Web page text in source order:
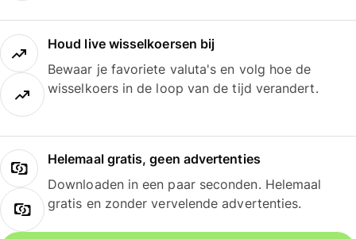
Houd live wisselkoersen bij
Bewaar je favoriete valuta's en volg hoe de
wisselkoers in de loop van de tijd verandert.
Helemaal gratis, geen advertenties
Downloaden in een paar seconden. Helemaal
gratis en zonder vervelende advertenties.